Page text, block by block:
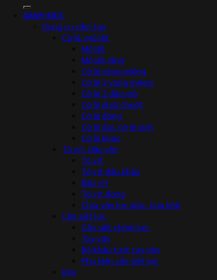
DANH MỤC
Dụng cụ cầm tay
Cờ lê, mỏ lết
Mỏ lết
Mỏ lết răng
Cờ lê vòng miệng
Cờ lê 2 vòng miệng
Cờ lê 2 đầu mở
Cờ lê đuôi chuột
Cờ lê đóng
Cờ lê đai, cờ lê xích
Cờ lê khác
Tô vít, đầu vặn
Tô vít
Tô vít đầu khẩu
Đầu vít
Tô vít đóng
Chìa vặn lục giác, hoa khế
Cần siết lực
Cần siết chỉnh lực
Tay vặn
Bộ khẩu tuýt tay vặn
Phụ kiện cần siết lực
Kìm